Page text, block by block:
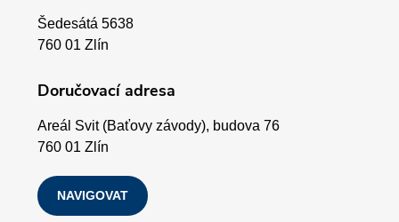
Šedesátá 5638
760 01 Zlín
Doručovací adresa
Areál Svit (Baťovy závody), budova 76
760 01 Zlín
NAVIGOVAT